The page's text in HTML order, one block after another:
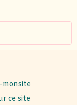
monsite
ce site